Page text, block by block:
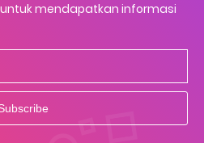
mendapatkan informasi